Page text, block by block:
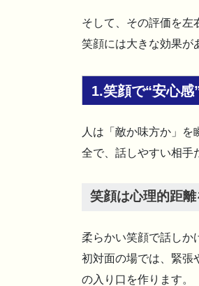
そして、その評価を左
笑顔には大きな効果が
1.笑顔で“安心感
人は「敵か味方か」
全で、話しやすい相手
笑顔は心理的距
柔らかい笑顔で話しか
初対面の場では、緊張
の入り口を作ります。